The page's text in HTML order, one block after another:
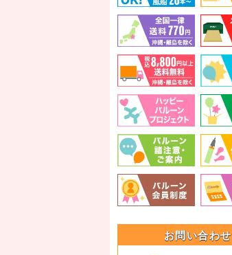
お問い合わせ